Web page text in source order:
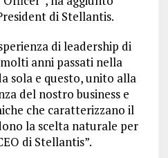
di Stellantis.
di leadership di
anni passati nella
sola e questo, unito alla
del nostro business e
che caratterizzano il
la scelta naturale per
di Stellantis”.